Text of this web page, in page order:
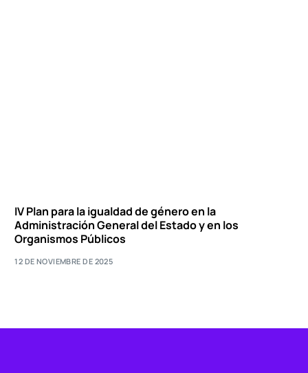
IV Plan para la igualdad de género en la
Administración General del Estado y en los
Organismos Públicos
12 DE NOVIEMBRE DE 2025